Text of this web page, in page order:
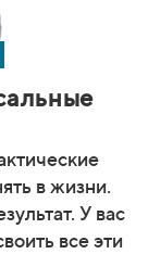
в жизни.
У вас
все эти